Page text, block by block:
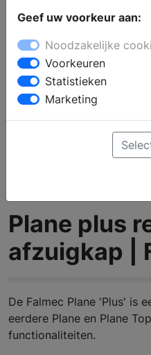
Plane plus
afzuigkap |
De Falmec Plane 'Plus' is
eerdere Plane en Plane
functionaliteiten.
Geef uw voorkeur aan:
Noodzakelijke
Voorkeuren
Statistieken
Marketing